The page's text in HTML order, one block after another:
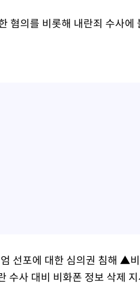
혐의를 비롯해 내란죄 수사에
선포에 대한 심의권 침해 ▲
사 대비 비화폰 정보 삭제 지